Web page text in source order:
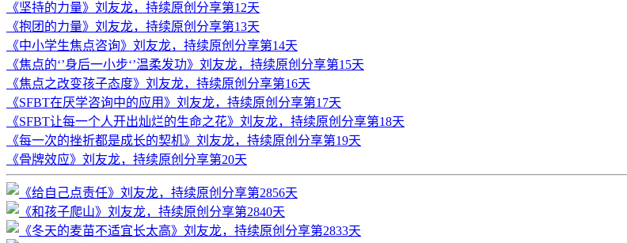
《坚持的力量》刘友龙，持续原创分享第12天
《抱团的力量》刘友龙，持续原创分享第13天
《中小学生焦点咨询》刘友龙，持续原创分享第14天
《焦点的‘’身后一小步‘’温柔发功》刘友龙，持续原创分享第15天
《焦点之改变孩子态度》刘友龙，持续原创分享第16天
《SFBT在厌学咨询中的应用》刘友龙，持续原创分享第17天
《SFBT让每一个人开出灿烂的生命之花》刘友龙，持续原创分享第18天
《每一次的挫折都是成长的契机》刘友龙，持续原创分享第19天
《骨牌效应》刘友龙，持续原创分享第20天